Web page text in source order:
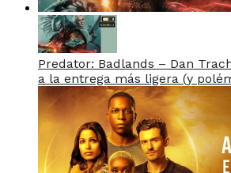
Predator: Badlands – Dan
a la entrega más ligera (y